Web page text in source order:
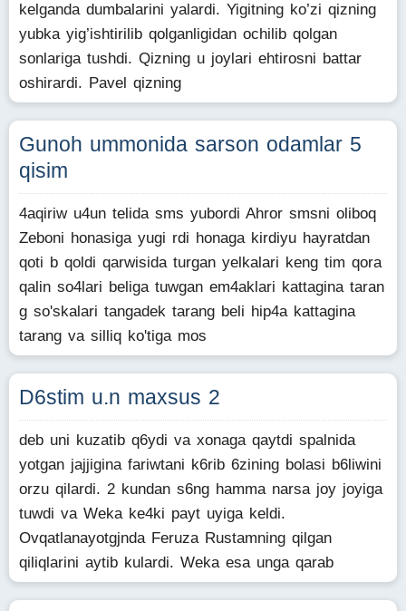
kelganda dumbalarini yalardi. Yigitning ko’zi qizning
yubka yig’ishtirilib qolganligidan ochilib qolgan
sonlariga tushdi. Qizning u joylari ehtirosni battar
oshirardi. Pavel qizning
Gunoh ummonida sarson odamlar 5
qisim
4aqiriw u4un telida sms yubordi Ahror smsni oliboq
Zeboni honasiga yugi rdi honaga kirdiyu hayratdan
qoti b qoldi qarwisida turgan yelkalari keng tim qora
qalin so4lari beliga tuwgan em4aklari kattagina taran
g so'skalari tangadek tarang beli hip4a kattagina
tarang va silliq ko'tiga mos
D6stim u.n maxsus 2
deb uni kuzatib q6ydi va xonaga qaytdi spalnida
yotgan jajjigina fariwtani k6rib 6zining bolasi b6liwini
orzu qilardi. 2 kundan s6ng hamma narsa joy joyiga
tuwdi va Weka ke4ki payt uyiga keldi.
Ovqatlanayotgjnda Feruza Rustamning qilgan
qiliqlarini aytib kulardi. Weka esa unga qarab